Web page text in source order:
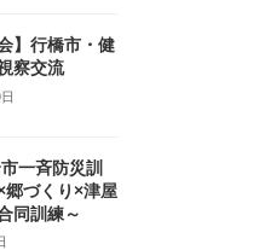
】行橋市・健
察交流
一斉防災訓
づくり×津屋
同訓練～